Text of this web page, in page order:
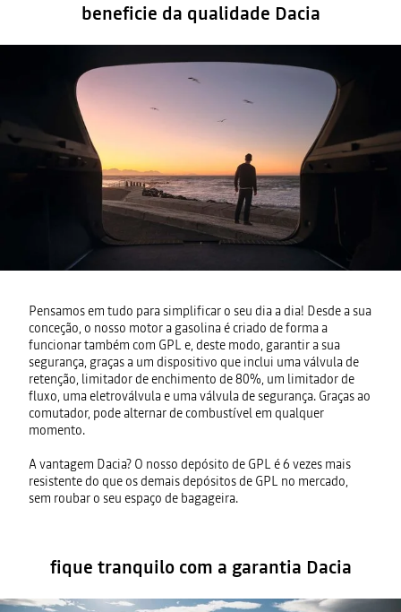
beneficie da qualidade Dacia
Pensamos em tudo para simplificar o seu dia a dia! Desde a sua
conceção, o nosso motor a gasolina é criado de forma a
funcionar também com GPL e, deste modo, garantir a sua
segurança, graças a um dispositivo que inclui uma válvula de
retenção, limitador de enchimento de 80%, um limitador de
fluxo, uma eletroválvula e uma válvula de segurança. Graças ao
comutador, pode alternar de combustível em qualquer
momento.
A vantagem Dacia? O nosso depósito de GPL é 6 vezes mais
resistente do que os demais depósitos de GPL no mercado,
sem roubar o seu espaço de bagageira.
fique tranquilo com a garantia Dacia